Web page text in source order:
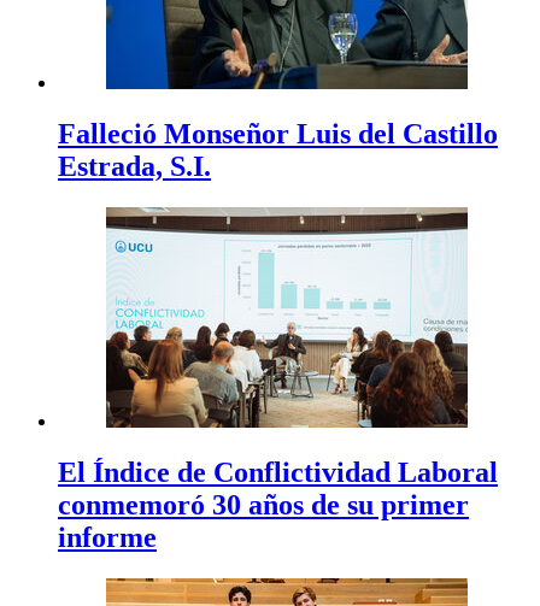
Falleció Monseñor Luis del Castillo
Estrada, S.I.
El Índice de Conflictividad Laboral
conmemoró 30 años de su primer
informe